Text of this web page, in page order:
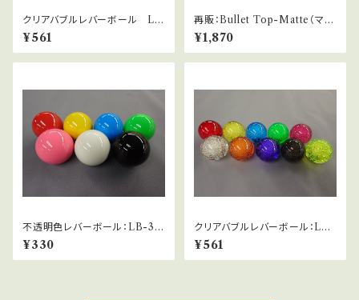
クリアバブルレバーボール LB
-39サーモンピンク
¥561
再販：Bullet Top-Matte（マッ
ト仕様バブル）
¥1,870
不透明色レバーボール：LB-3
0・LB-35
¥330
クリアバブルレバーボール：LB-
39
¥561